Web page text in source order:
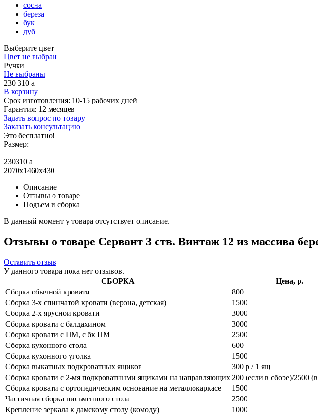
сосна
береза
бук
дуб
Выберите цвет
Цвет не выбран
Ручки
Не выбраны
230 310 a
В корзину
Срок изготовления: 10-15 рабочих дней
Гарантия: 12 месяцев
Задать вопрос по товару
Заказать консультацию
Это бесплатно!
Размер:
230310 a
2070x1460x430
Описание
Отзывы о товаре
Подъем и сборка
В данный момент у товара отсутствует описание.
Отзывы о товаре Сервант 3 ств. Винтаж 12 из массива
Оставить отзыв
У данного товара пока нет отзывов.
СБОРКА
Цена, р.
Сборка обычной кровати
800
Сборка 3-х спинчатой кровати (верона, детская)
1500
Сборка 2-х ярусной кровати
3000
Сборка кровати с балдахином
3000
Сборка кровати с ПМ, с бк ПМ
2500
Сборка кухонного стола
600
Сборка кухонного уголка
1500
Сборка выкатных подкроватных ящиков
300 р / 1 ящ
Сборка кровати с 2-мя подкроватными ящиками на направляющих 200 (если в сборе)/2500
Сборка кровати с ортопедическим основание на металлокаркасе
1500
Частичная сборка письменного стола
2500
Крепление зеркала к дамскому столу (комоду)
1000